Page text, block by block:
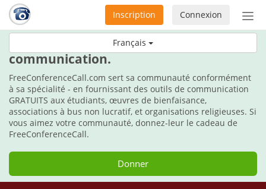
Français
ou
Connexion
Inscription
Durant les fêtes, faites le cadeau de la
communication.
FreeConferenceCall.com sert sa communauté conformément
à sa spécialité - en fournissant des outils de communication
GRATUITS aux étudiants, œuvres de bienfaisance,
associations à bus non lucratif, et organisations religieuses. Si
vous aimez votre communauté, donnez-leur le cadeau de
FreeConferenceCall.
Donner